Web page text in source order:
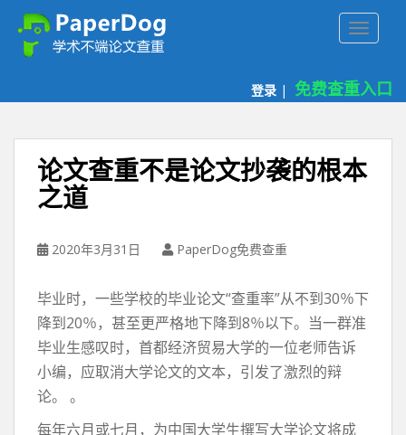
登录 | 免费查重入口
论文查重不是论文抄袭的根本
之道
2020年3月31日 PaperDog免费查重
毕业时，一些学校的毕业论文“查重率”从不到30％下
降到20％，甚至更严格地下降到8％以下。当一群准
毕业生感叹时，首都经济贸易大学的一位老师告诉
小编，应取消大学论文的文本，引发了激烈的辩
论。 。
每年六月或七月，为中国大学生撰写大学论文将成